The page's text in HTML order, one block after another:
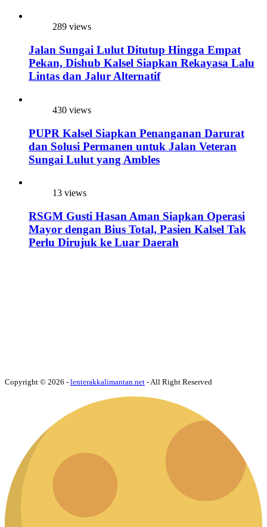
289 views
Jalan Sungai Lulut Ditutup Hingga Empat
Pekan, Dishub Kalsel Siapkan Rekayasa Lalu
Lintas dan Jalur Alternatif
430 views
PUPR Kalsel Siapkan Penanganan Darurat
dan Solusi Permanen untuk Jalan Veteran
Sungai Lulut yang Ambles
13 views
RSGM Gusti Hasan Aman Siapkan Operasi
Mayor dengan Bius Total, Pasien Kalsel Tak
Perlu Dirujuk ke Luar Daerah
Copyright © 2026 - lenterakkalimantan.net - All Right Reserved